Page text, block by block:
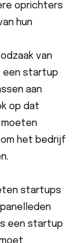
oprichters
hun
van
een startup
aan
op dat
het bedrijf
startups
een startup